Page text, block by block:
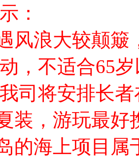
：
风浪大较颠
，不适合65
司将安排长
装，游玩最好
的海上项目